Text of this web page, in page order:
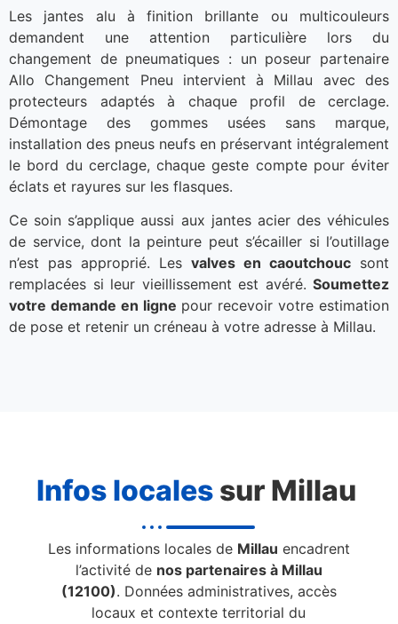
Les jantes alu à finition brillante ou multicouleurs
demandent une attention particulière lors du
changement de pneumatiques : un poseur partenaire
Allo Changement Pneu intervient à Millau avec des
protecteurs adaptés à chaque profil de cerclage.
Démontage des gommes usées sans marque,
installation des pneus neufs en préservant intégralement
le bord du cerclage, chaque geste compte pour éviter
éclats et rayures sur les flasques.
Ce soin s’applique aussi aux jantes acier des véhicules
de service, dont la peinture peut s’écailler si l’outillage
n’est pas approprié. Les valves en caoutchouc sont
remplacées si leur vieillissement est avéré. Soumettez
votre demande en ligne pour recevoir votre estimation
de pose et retenir un créneau à votre adresse à Millau.
Infos localessur Millau
Les informations locales de Millau encadrent
l’activité de nos partenaires à Millau
(12100). Données administratives, accès
locaux et contexte territorial du